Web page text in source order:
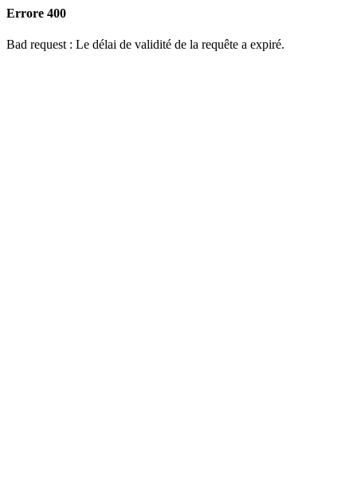
Errore 400
Bad request : Le délai de validité de la requête a expiré.